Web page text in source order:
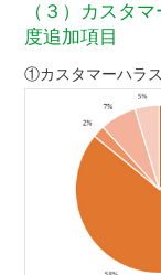
（３）カスタ
度追加項目
①カスタマーハラ